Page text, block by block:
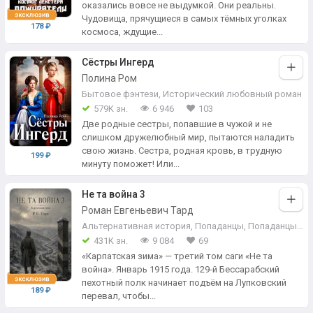
178 ₽
оказались вовсе не выдумкой. Они реальны.
Чудовища, прячущиеся в самых тёмных уголках
космоса, ждущие...
199 ₽
Сёстры Ингерд
Полина Ром
Бытовое фэнтези, Исторический любовный роман
579K зн.
6 946
103
Две родные сестры, попавшие в чужой и не
слишком дружелюбный мир, пытаются наладить
свою жизнь. Сестра, родная кровь, в трудную
минуту поможет! Или...
189 ₽
Не та война 3
Роман Евгеньевич Тард
Альтернативная история, Попаданцы, Попаданцы во времени
431K зн.
9 084
69
«Карпатская зима» — третий том саги «Не та
война». Январь 1915 года. 129-й Бессарабский
пехотный полк начинает подъём на Лупковский
перевал, чтобы...